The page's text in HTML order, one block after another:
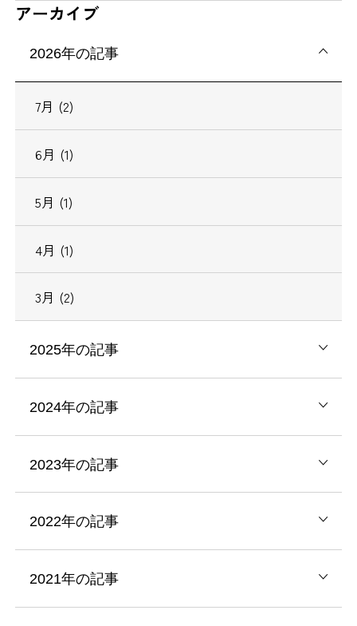
アーカイブ
2026年の記事
7月 (2)
6月 (1)
5月 (1)
4月 (1)
3月 (2)
2025年の記事
2024年の記事
2023年の記事
2022年の記事
2021年の記事